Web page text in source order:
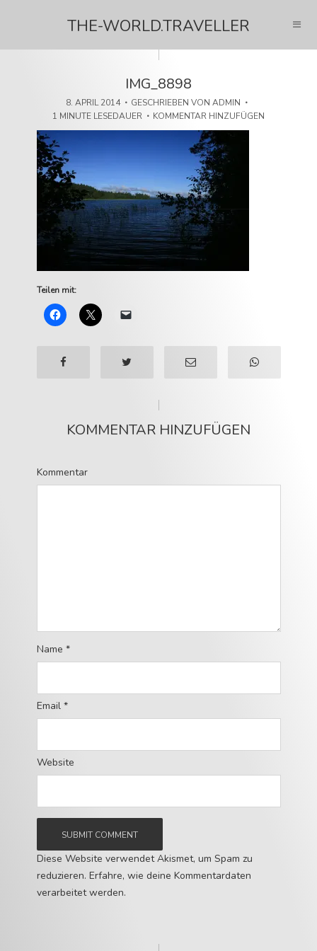
THE-WORLD.TRAVELLER
IMG_8898
8. APRIL 2014 GESCHRIEBEN VON ADMIN
1 MINUTE LESEDAUER
KOMMENTAR HINZUFÜGEN
Teilen mit:
KOMMENTAR HINZUFÜGEN
Kommentar
Name *
Email *
Website
Diese Website verwendet Akismet, um Spam zu
reduzieren. Erfahre, wie deine Kommentardaten
verarbeitet werden.